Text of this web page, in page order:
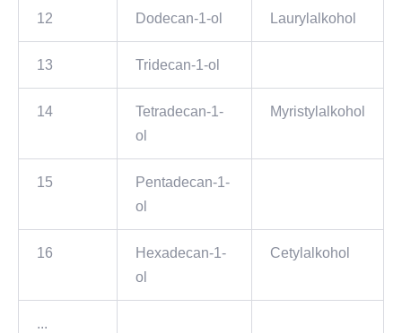
12 Dodecan-1-ol Laurylalkohol
13 Tridecan-1-ol
14
Tetradecan-1-
ol
Myristylalkohol
15
Pentadecan-1-
ol
16
Hexadecan-1-
ol
Cetylalkohol
...